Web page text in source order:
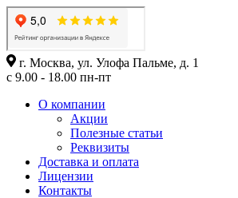
г. Москва, ул. Улофа Пальме, д. 1
с 9.00 - 18.00 пн-пт
О компании
Акции
Полезные статьи
Реквизиты
Доставка и оплата
Лицензии
Контакты